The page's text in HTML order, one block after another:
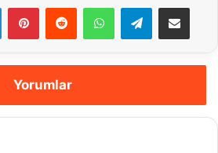
LinkedInPinterestReddit WhatsAppTelegramE-Posta ile
Yorumlar